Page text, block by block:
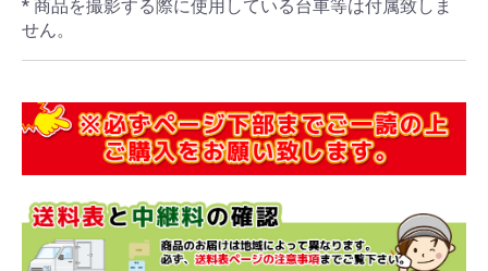
* 商品を撮影する際に使用している台車等は付属致しま
せん。